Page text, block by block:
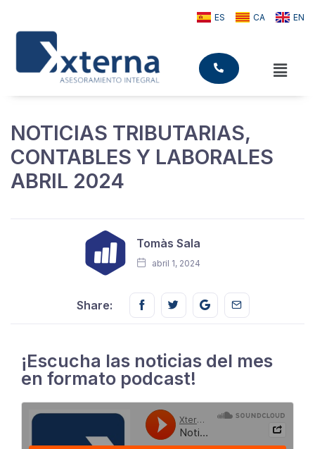
ES CA EN
NOTICIAS TRIBUTARIAS,
CONTABLES Y LABORALES
ABRIL 2024
Tomàs Sala
abril 1, 2024
Share: Share this on FaceBook
Share this on Twitter
Share this on GMail
Share this on
¡Escucha las noticias del mes
en formato podcast!